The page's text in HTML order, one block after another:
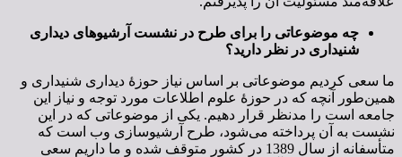
چه موضوعاتی را برای طرح در نشست آرشیوهای دیداری
شنیداری در نظر دارید؟
ما سعی کردیم موضوعاتی بر اساس نیاز حوزۀ دیداری شنیداری و
همین‌طور آنچه که در حوزۀ علوم اطلاعات مورد توجه و نیاز این
جامعه است را مدنظر قرار دهیم. یکی از موضوعاتی که در این
نشست به آن پرداخته می‌شود، طرح آرشیوسازی وب است که
متأسفانه از سال 1389 در کشور متوقف شده و ما داریم سعی